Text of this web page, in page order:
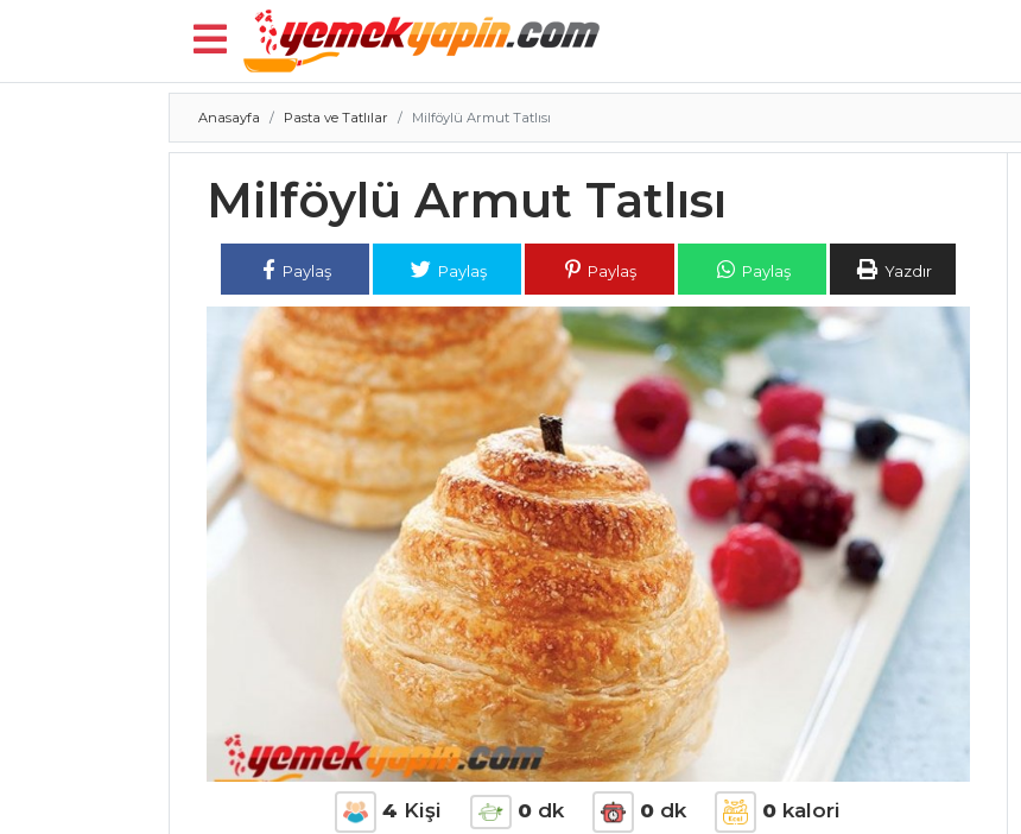
Anasayfa Pasta ve Tatlılar Milföylü Armut Tatlısı
Milföylü Armut Tatlısı
Paylaş Paylaş Paylaş Paylaş Yazdır
4 Kişi 0 dk 0 dk 0 kalori